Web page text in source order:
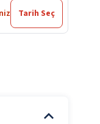
Tarih Seç